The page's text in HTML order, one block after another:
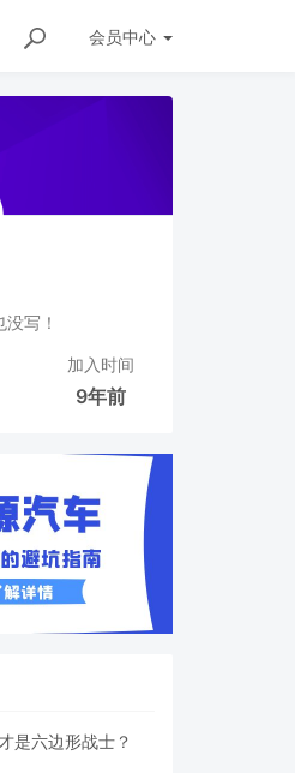
会员中心
写！
加入时间
9年前
是六边形战士？